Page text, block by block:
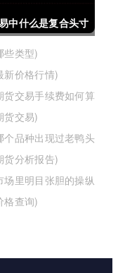
中什么是复合头寸
中什么是复合头
些类型)
新价格行情)
交易手续费如何算
货交易)
品种出现过老鸭头
货分析报告)
里明目张胆的操纵
格查询)